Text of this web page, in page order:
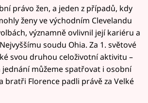
právo žen, a jeden z případů, kdy
ženy ve východním Clevelandu
významně ovlivnil její kariéru a
soudu Ohia. Za 1. světové
svou druhou celoživotní aktivitu –
jednání můžeme spatřovat i osobní
bratři Florence padli právě za Velké